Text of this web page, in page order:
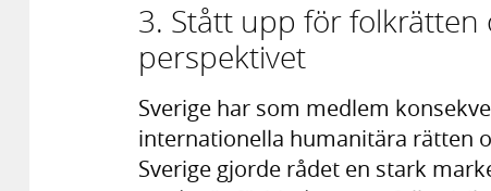
3. Stått upp för
perspektivet
Sverige har som medlem
internationella humanitära rätten
Sverige gjorde rådet en stark